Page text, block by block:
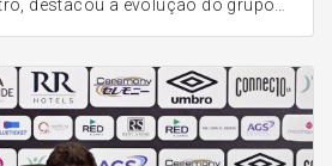
destacou a evolução do grupo
para lutar pela vitória com a
afirmou o técnico. O
jornada da Liga Portugal Meu
para este sábado, 31 de janeiro,
Clube de Vizela.